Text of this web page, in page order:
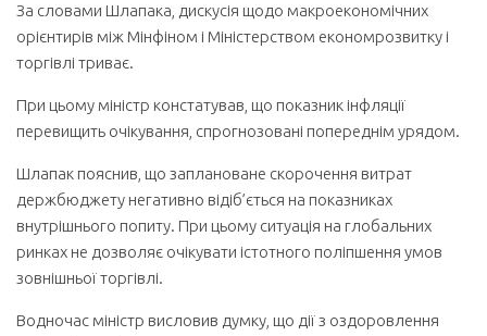
За словами Шлапака, дискусія щодо макроекономічних
орієнтирів між Мінфіном і Міністерством економрозвитку і
торгівлі триває.
При цьому міністр констатував, що показник інфляції
перевищить очікування, спрогнозовані попереднім урядом.
Шлапак пояснив, що заплановане скорочення витрат
держбюджету негативно відіб’ється на показниках
внутрішнього попиту. При цьому ситуація на глобальних
ринках не дозволяє очікувати істотного поліпшення умов
зовнішньої торгівлі.
Водночас міністр висловив думку, що дії з оздоровлення